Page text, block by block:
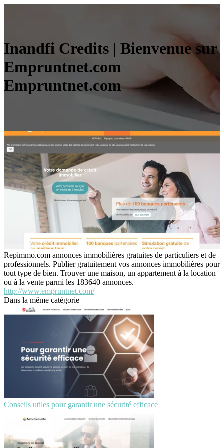
Inandfi Credits | Bienvenue sur
Empruntnet.com
Empruntnet.com
Repimmo.com annonces immobilières gratuites de particuliers et de
professionnels. Publier gratuitement vos annonces immobilières pour
tout type de bien. Trouver une maison, un appartement à la location
ou à la vente parmi les 183640 annonces.
http://www.empruntnet.com/
Dans la même catégorie
Conseils utiles pour garantir une sécurité efficace